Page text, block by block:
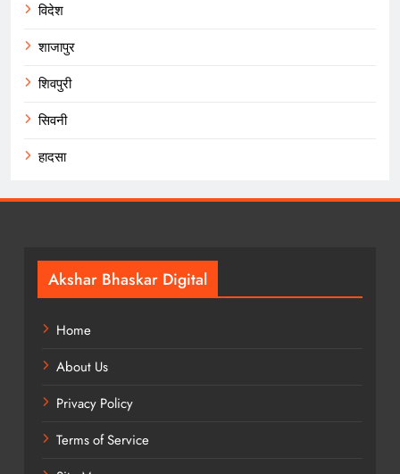
विदेश
शाजापुर
शिवपुरी
सिवनी
हादसा
Akshar Bhaskar Digital
Home
About Us
Privacy Policy
Terms of Service